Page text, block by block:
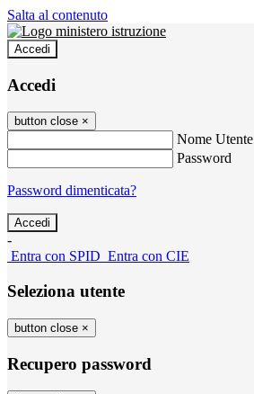
Salta al contenuto
Accedi
Accedi
button close ×
Nome Utente
Password
Password dimenticata?
-
Entra con SPID Entra con CIE
Seleziona utente
button close ×
Recupero password